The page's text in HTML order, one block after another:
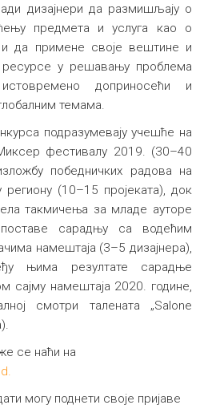
дизајнери да размишљају о
предмета и услуга као о
да примене своје вештине и
у решавању проблема
доприносећи и
темама.
подразумевају учешће на
фестивалу 2019. (30–40
победничких радова на
региону (10–15 пројеката), док
такмичења за младе ауторе
сарадњу са водећим
намештаја (3–5 дизајнера),
њима резултате сарадње
сајму намештаја 2020. године,
смотри талената „Salone
се наћи на
могу поднети своје пријаве